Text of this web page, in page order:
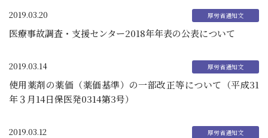
2019.03.20
医療事故調査・支援センター2018年年表の公表について
2019.03.14
使用薬剤の薬価（薬価基準）の一部改正等について（平成31
年３月14日保医発0314第3号）
2019.03.12